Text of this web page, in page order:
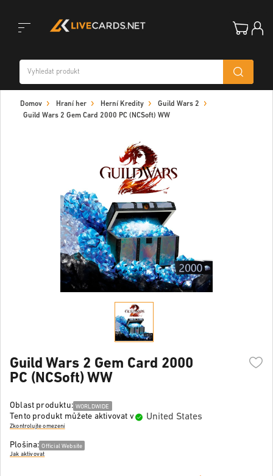
navigation
Domov Hraní her Herní Kredity
Guild Wars 2
Guild Wars 2 Gem Card 2000 PC (NCSoft) WW
Guild Wars 2 Gem Card 2000
PC (NCSoft) WW
Oblast produktu: WORLDWIDE
Tento produkt můžete aktivovat v United States
Zkontrolujte omezení
Plošina: Official Website
Jak aktivovat